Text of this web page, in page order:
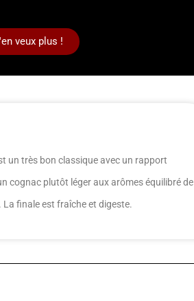
veux plus !
un très bon classique avec un rapport
cognac plutôt léger aux arômes équilibré de
La finale est fraîche et digeste.